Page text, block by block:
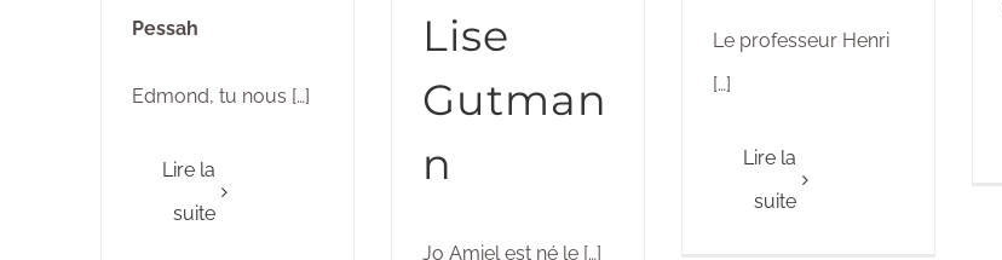
Pessah
Edmond, tu nous […]
Lire la
suite
Lise
Gutman
n
Jo Amiel est né le […]
Le professeur Henri
[…]
Lire la
suite